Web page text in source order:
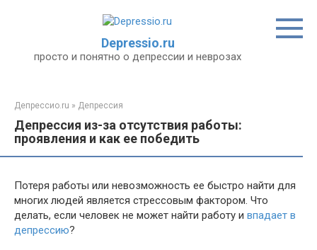
Depressio.ru
просто и понятно о депрессии и неврозах
Депрессио.ru » Депрессия
Депрессия из-за отсутствия работы:
проявления и как ее победить
Потеря работы или невозможность ее быстро найти для
многих людей является стрессовым фактором. Что
делать, если человек не может найти работу и впадает в
депрессию?